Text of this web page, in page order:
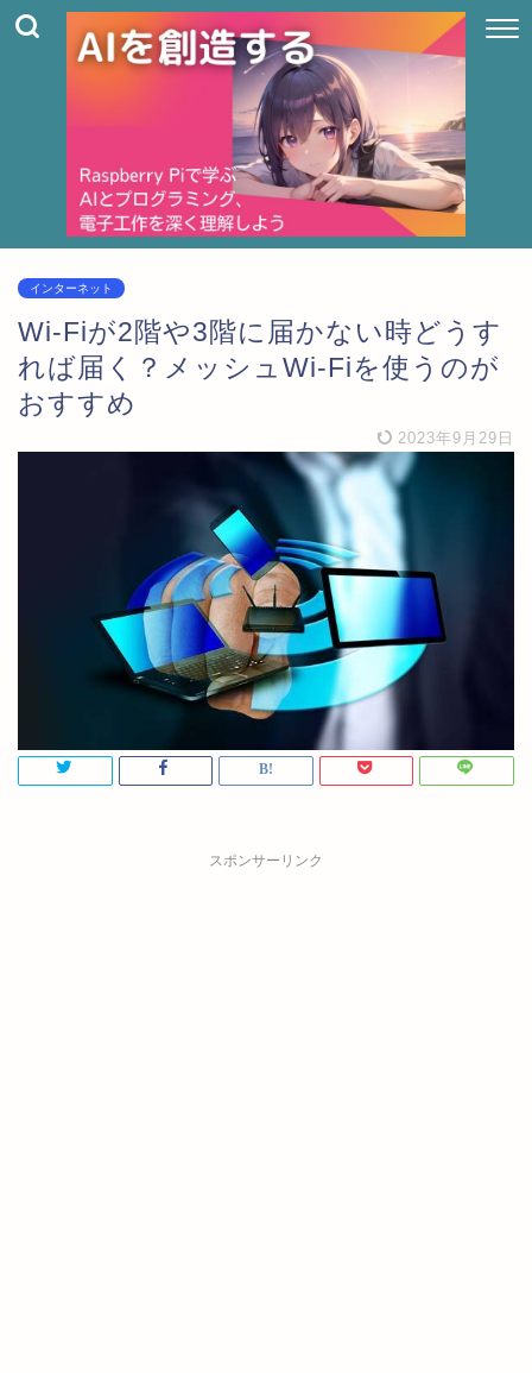
インターネット
Wi-Fiが2階や3階に届かない時どうす
れば届く？メッシュWi-Fiを使うのが
おすすめ
2023年9月29日
スポンサーリンク